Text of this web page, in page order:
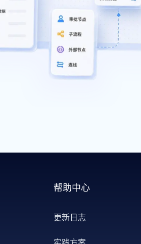
帮助中心
更新日志